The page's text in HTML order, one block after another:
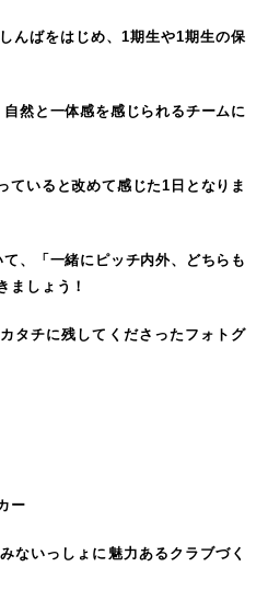
んばをはじめ、1期生や1期生の保
然と一体感を感じられるチームに
ていると改めて感じた1日となりま
、「一緒にピッチ内外、どちらも
ましょう！
タチに残してくださったフォトグ
ー
ないっしょに魅力あるクラブづく